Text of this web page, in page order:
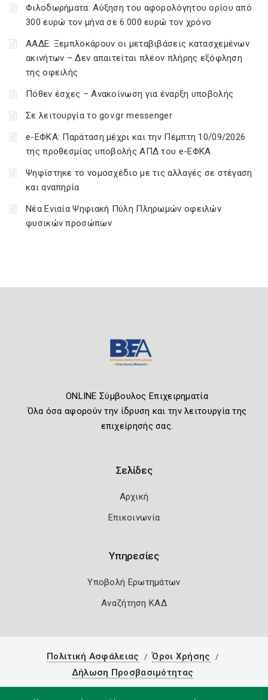
Φιλοδωρήματα: Αύξηση του αφορολόγητου ορίου από
300 ευρώ τον μήνα σε 6.000 ευρώ τον χρόνο
ΑΑΔΕ: Ξεμπλοκάρουν οι μεταβιβάσεις κατασχεμένων
ακινήτων – Δεν απαιτείται πλέον πλήρης εξόφληση
της οφειλής
Πόθεν έσχες – Ανακοίνωση για έναρξη υποβολής
Σε λειτουργία το gov.gr messenger
e-ΕΦΚΑ: Παράταση μέχρι και την Πέμπτη 10/09/2026
της προθεσμίας υποβολής ΑΠΔ του e-ΕΦΚΑ
Ψηφίστηκε το νομοσχέδιο με τις αλλαγές σε στέγαση
και αναπηρία
Νέα Ενιαία Ψηφιακή Πύλη Πληρωμών οφειλών
φυσικών προσώπων
ONLINE Σύμβουλος Επιχειρηματία
Όλα όσα αφορούν την ίδρυση και την λειτουργία της
επιχείρησής σας.
Σελίδες
Αρχική
Επικοινωνία
Υπηρεσίες
Υποβολή Ερωτημάτων
Αναζήτηση ΚΑΔ
Πολιτική Ασφάλειας
Όροι Χρήσης
Δήλωση Προσβασιμότητας